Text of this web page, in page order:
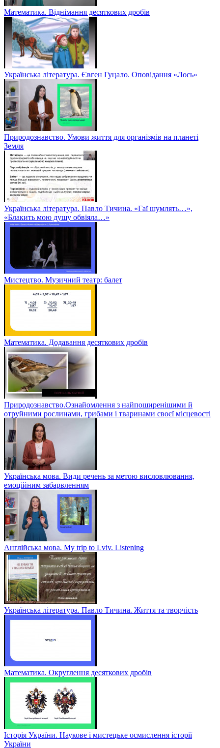
Математика. Віднімання десяткових дробів
Українська література. Євген Гуцало. Оповідання «Лось»
Природознавство. Умови життя для організмів на планеті
Земля
Українська література. Павло Тичина. «Гаї шумлять…»,
«Блакить мою душу обвіяла…»
Мистецтво. Музичний театр: балет
Математика. Додавання десяткових дробів
Природознавство.Ознайомлення з найпоширенішими й
отруйними рослинами, грибами і тваринами своєї місцевості
Українська мова. Види речень за метою висловлювання,
емоційним забарвленням
Англійська мова. My trip to Lviv. Listening
Українська література. Павло Тичина. Життя та творчість
Математика. Округлення десяткових дробів
Історія України. Наукове і мистецьке осмислення історії
України